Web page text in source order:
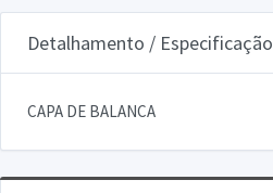
Detalhamento / Especificação
CAPA DE BALANCA